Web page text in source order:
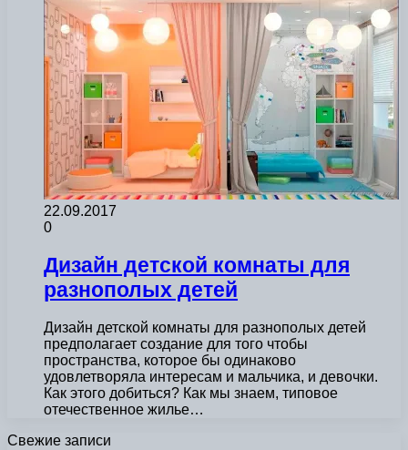
22.09.2017
0
Дизайн детской комнаты для
разнополых детей
Дизайн детской комнаты для разнополых детей
предполагает создание для того чтобы
пространства, которое бы одинаково
удовлетворяла интересам и мальчика, и девочки.
Как этого добиться? Как мы знаем, типовое
отечественное жилье…
Свежие записи